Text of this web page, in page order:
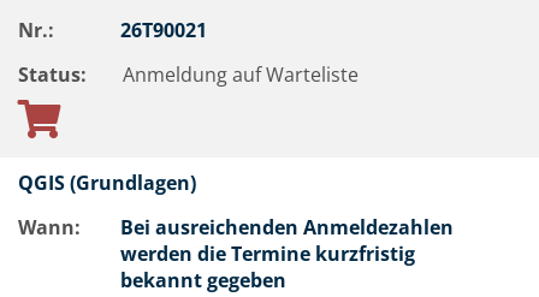
Nr.:
26T90021
Status:
Anmeldung auf Warteliste
QGIS (Grundlagen)
Wann:
Bei ausreichenden Anmeldezahlen
werden die Termine kurzfristig
bekannt gegeben